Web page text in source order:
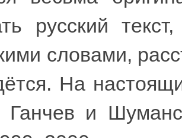
русский
словами,
На
Ганчев и